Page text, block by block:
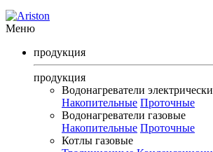
Меню
продукция
продукция
Водонагреватели
Накопительные Проточные
Водонагреватели газовые
Накопительные Проточные
Котлы газовые